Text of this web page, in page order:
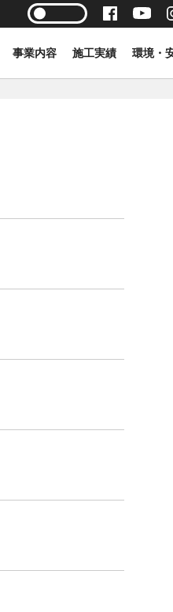
事業内容 施工実績 環境・